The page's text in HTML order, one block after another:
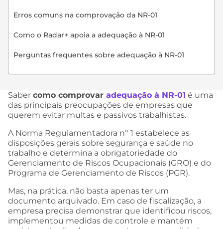
Erros comuns na comprovação da NR-01
Como o Radar+ apoia a adequação à NR-01
Perguntas frequentes sobre adequação à NR-01
Saber como comprovar adequação à NR-01 é uma
das principais preocupações de empresas que
querem evitar multas e passivos trabalhistas.
A Norma Regulamentadora nº 1 estabelece as
disposições gerais sobre segurança e saúde no
trabalho e determina a obrigatoriedade do
Gerenciamento de Riscos Ocupacionais (GRO) e do
Programa de Gerenciamento de Riscos (PGR).
Mas, na prática, não basta apenas ter um
documento arquivado. Em caso de fiscalização, a
empresa precisa demonstrar que identificou riscos,
implementou medidas de controle e mantém